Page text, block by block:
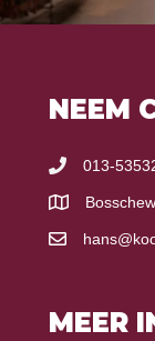
NEEM
013-
MEER